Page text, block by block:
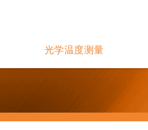
光学温度测量